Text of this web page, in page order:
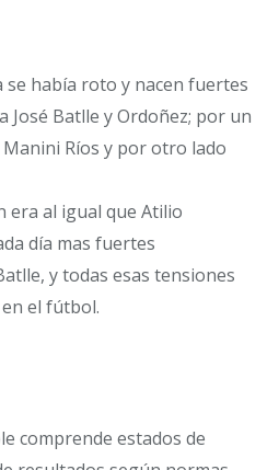
había roto y nacen fuertes
Batlle y Ordoñez; por un
Ríos y por otro lado
era al igual que Atilio
día mas fuertes
y todas esas tensiones
el fútbol.
comprende estados de